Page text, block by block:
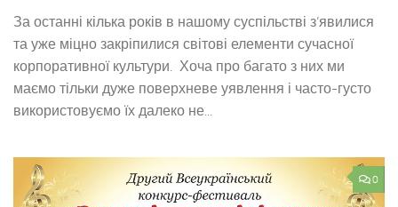
За останні кілька років в нашому суспільстві з’явилися
та уже міцно закріпилися світові елементи сучасної
корпоративної культури. Хоча про багато з них ми
маємо тільки дуже поверхневе уявлення і часто-густо
використовуємо їх далеко не...
0